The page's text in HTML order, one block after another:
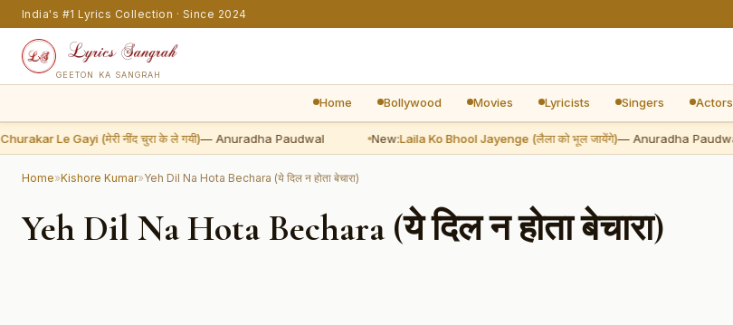
India's #1 Lyrics Collection · Since 2024
GEETON KA SANGRAH
Home Bollywood Movies Lyricists Singers Actors
Le Gayi (मेरी नींद चुरा के ले गयी)— Anuradha Paudwal New:Laila Ko Bhool Jayenge (लैला को भूल जायेंगे)— Anuradha Paudwal
Home»Kishore Kumar»Yeh Dil Na Hota Bechara (ये दिल न होता बेचारा)
Yeh Dil Na Hota Bechara (ये दिल न होता बेचारा)